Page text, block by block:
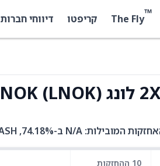
™
The Fly קריפטו דיווחי חברות
10 ההחזקות